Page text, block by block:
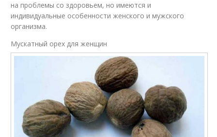
на проблемы со здоровьем, но имеются и
индивидуальные особенности женского и мужского
организма.
Мускатный орех для женщин